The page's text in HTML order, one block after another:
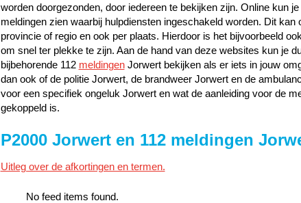
worden doorgezonden, door iedereen te bekijken zijn. Online kun
meldingen zien waarbij hulpdiensten ingeschakeld worden. Dit kan
provincie of regio en ook per plaats. Hierdoor is het bijvoorbeeld
om snel ter plekke te zijn. Aan de hand van deze websites kun je
bijbehorende 112 meldingenJorwert bekijken als er iets in jouw
dan ook of de politie Jorwert, de brandweer Jorwert en de
voor een specifiek ongeluk Jorwert en wat de aanleiding voor de
gekoppeld is.
P2000 Jorwert en 112 meldingen
Uitleg over de afkortingen en termen.
No feed items found.